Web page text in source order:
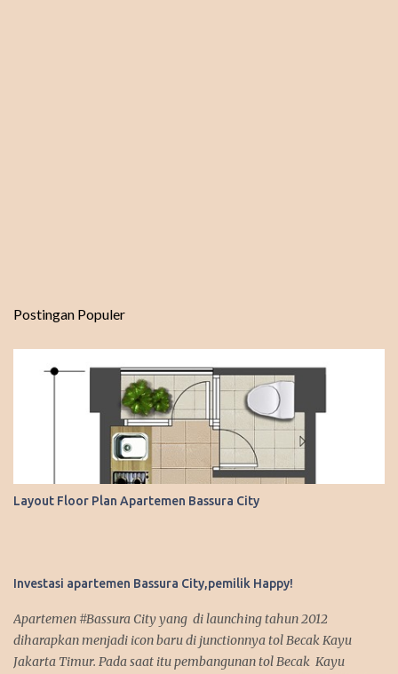
Postingan Populer
Layout Floor Plan Apartemen Bassura City
Investasi apartemen Bassura City,pemilik Happy!
Apartemen #Bassura City yang di launching tahun 2012
diharapkan menjadi icon baru di junctionnya tol Becak Kayu
Jakarta Timur. Pada saat itu pembangunan tol Becak Kayu